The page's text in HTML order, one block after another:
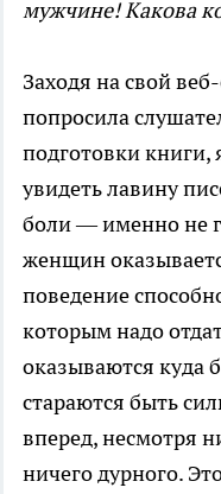
мужчине! Какова
Заходя на свой
попросила
подготовки книги,
увидеть лавину
боли — именно не
женщин
поведение
которым надо
оказываются куда
стараются быть
вперед, несмотря
ничего дурного.